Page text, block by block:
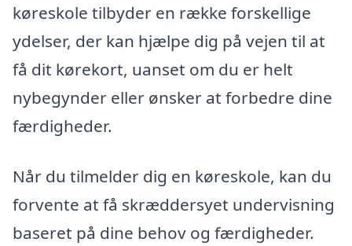
køreskole tilbyder en række forskellige
ydelser, der kan hjælpe dig på vejen til at
få dit kørekort, uanset om du er helt
nybegynder eller ønsker at forbedre dine
færdigheder.
Når du tilmelder dig en køreskole, kan du
forvente at få skræddersyet undervisning
baseret på dine behov og færdigheder.